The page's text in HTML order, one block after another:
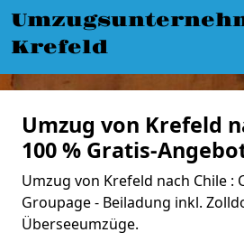
Krefeld
Umzug von Krefeld
100 % Gratis-
Umzug von Krefeld nach Chile :
Groupage - Beiladung inkl.
Überseeumzüge.